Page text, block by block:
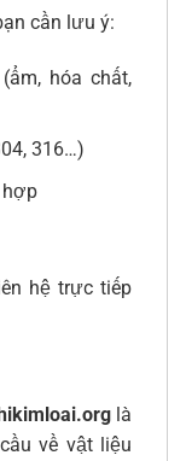
cần lưu ý:
hóa chất,
316…)
hợp
hệ trực tiếp
là
về vật liệu